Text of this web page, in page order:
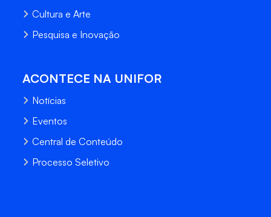
Cultura e Arte
Pesquisa e Inovação
ACONTECE NA UNIFOR
Notícias
Eventos
Central de Conteúdo
Processo Seletivo